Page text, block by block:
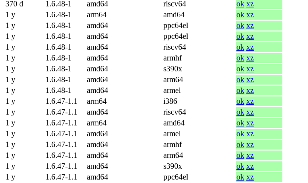
370 d
1.6.48-1 amd64 riscv64 ok xz
1 y
1.6.48-1 arm64 amd64 ok xz
1 y
1.6.48-1 amd64 ppc64el ok xz
1 y
1.6.48-1 amd64 ppc64el ok xz
1 y
1.6.48-1 amd64 riscv64 ok xz
1 y
1.6.48-1 amd64 armhf ok xz
1 y
1.6.48-1 amd64 s390x ok xz
1 y
1.6.48-1 amd64 arm64 ok xz
1 y
1.6.48-1 amd64 armel ok xz
1 y
1.6.47-1.1 arm64 i386 ok xz
1 y
1.6.47-1.1 amd64 riscv64 ok xz
1 y
1.6.47-1.1 arm64 amd64 ok xz
1 y
1.6.47-1.1 amd64 armel ok xz
1 y
1.6.47-1.1 amd64 armhf ok xz
1 y
1.6.47-1.1 amd64 arm64 ok xz
1 y
1.6.47-1.1 amd64 s390x ok xz
1 y
1.6.47-1.1 amd64 ppc64el ok xz